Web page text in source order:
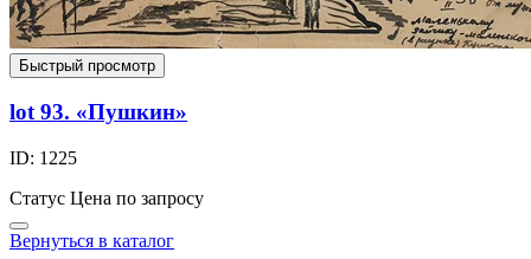
Быстрый просмотр
lot 93. «Пушкин»
ID: 1225
Статус Цена по запросу
Вернуться в каталог